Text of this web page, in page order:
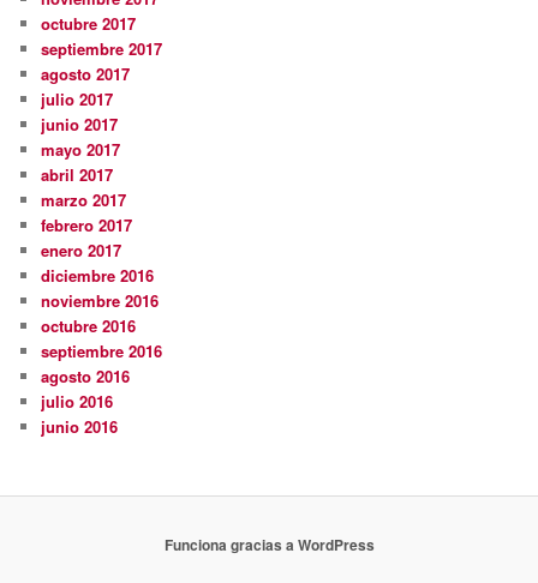
octubre 2017
septiembre 2017
agosto 2017
julio 2017
junio 2017
mayo 2017
abril 2017
marzo 2017
febrero 2017
enero 2017
diciembre 2016
noviembre 2016
octubre 2016
septiembre 2016
agosto 2016
julio 2016
junio 2016
Funciona gracias a WordPress